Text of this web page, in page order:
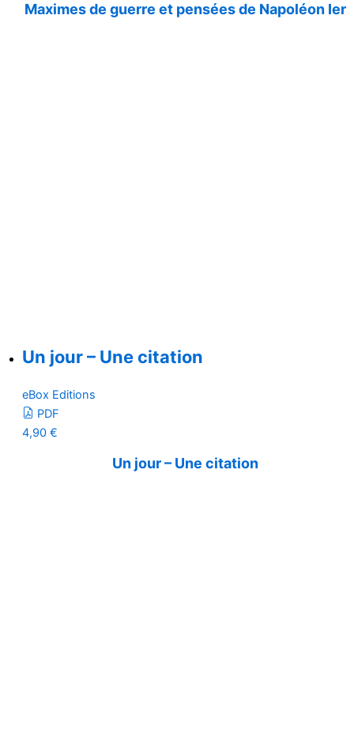
Maximes de guerre et pensées de Napoléon Ier
Un jour – Une citation
eBox Editions
PDF
4,90 €
Un jour – Une citation